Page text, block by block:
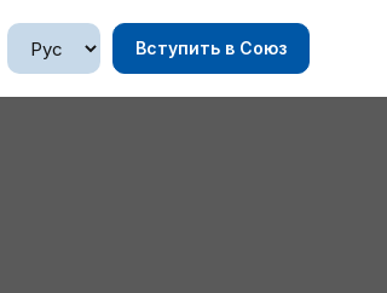
Вступить в Союз